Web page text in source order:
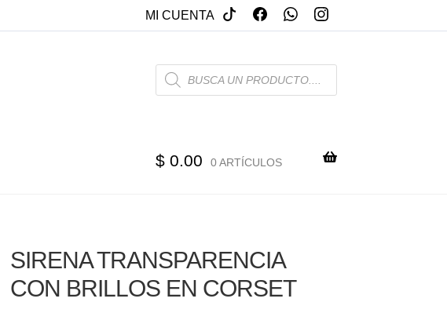
MI CUENTA
PRODUCTS
SEARCH
$0.00 0 ARTÍCULOS
SIRENA TRANSPARENCIA
CON BRILLOS EN CORSET